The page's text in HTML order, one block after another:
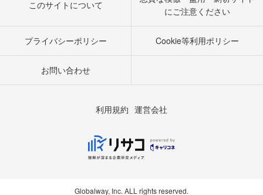
このサイトについて
にご注意ください
プライバシーポリシー Cookie等利用ポリシー
お問い合わせ
利用規約 運営会社
Globalway, Inc. ALL rights reserved.